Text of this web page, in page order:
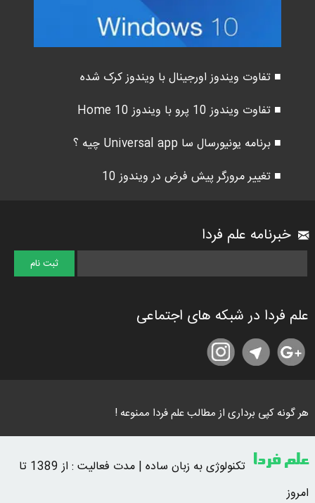
■ تفاوت ویندوز اورجینال با ویندوز کرک شده
■ تفاوت ویندوز 10 پرو با ویندوز 10 Home
■ برنامه یونیورسال سا Universal app چیه ؟
■ تغییر مرورگر پیش فرض در ویندوز 10
خبرنامه علم فردا
علم فردا در شبکه های اجتماعی
هر گونه کپی برداری از مطالب علم فردا ممنوعه !
علم فردا
تکنولوژی به زبان ساده | مدت فعالیت : از 1389 تا
امروز